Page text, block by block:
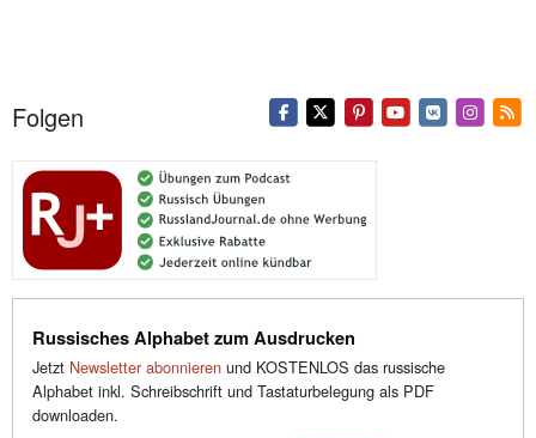
Folgen
Russisches Alphabet zum Ausdrucken
Jetzt Newsletter abonnieren und KOSTENLOS das russische
Alphabet inkl. Schreibschrift und Tastaturbelegung als PDF
downloaden.